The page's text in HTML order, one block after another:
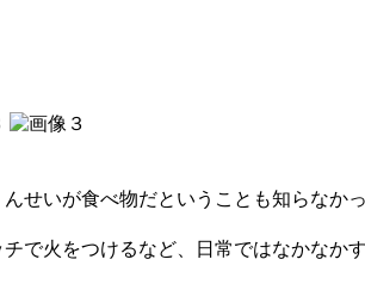
せいが食べ物だということも知らなか
で火をつけるなど、日常ではなかなか